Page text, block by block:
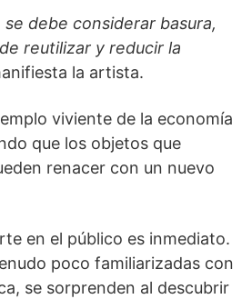
debe considerar basura,
reutilizar y reducir la
la artista.
viviente de la economía
que los objetos que
renacer con un nuevo
en el público es inmediato.
poco familiarizadas con
se sorprenden al descubrir